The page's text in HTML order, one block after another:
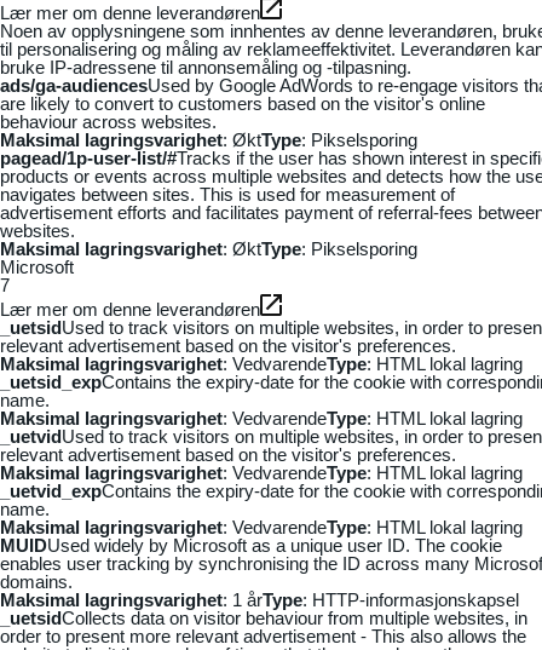
Lær mer om denne leverandøren
Noen av opplysningene som innhentes av denne leverandøren,
til personalisering og måling av reklameeffektivitet. Leverandøren
bruke IP-adressene til annonsemåling og -tilpasning.
ads/ga-audiencesUsed by Google AdWords to re-engage visitors
are likely to convert to customers based on the visitor's online
behaviour across websites.
Maksimal lagringsvarighet: ØktType: Pikselsporing
pagead/1p-user-list/#Tracks if the user has shown interest in
products or events across multiple websites and detects how the
navigates between sites. This is used for measurement of
advertisement efforts and facilitates payment of referral-fees
websites.
Maksimal lagringsvarighet: ØktType: Pikselsporing
Microsoft
7
Lær mer om denne leverandøren
_uetsidUsed to track visitors on multiple websites, in order to
relevant advertisement based on the visitor's preferences.
Maksimal lagringsvarighet: VedvarendeType: HTML lokal lagring
_uetsid_expContains the expiry-date for the cookie with
name.
Maksimal lagringsvarighet: VedvarendeType: HTML lokal lagring
_uetvidUsed to track visitors on multiple websites, in order to
relevant advertisement based on the visitor's preferences.
Maksimal lagringsvarighet: VedvarendeType: HTML lokal lagring
_uetvid_expContains the expiry-date for the cookie with
name.
Maksimal lagringsvarighet: VedvarendeType: HTML lokal lagring
MUIDUsed widely by Microsoft as a unique user ID. The cookie
enables user tracking by synchronising the ID across many
domains.
Maksimal lagringsvarighet: 1 årType: HTTP-informasjonskapsel
_uetsidCollects data on visitor behaviour from multiple websites, in
order to present more relevant advertisement - This also allows the